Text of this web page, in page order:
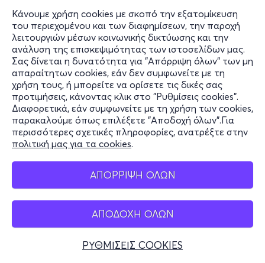
Κάνουμε χρήση cookies με σκοπό την εξατομίκευση
του περιεχομένου και των διαφημίσεων, την παροχή
λειτουργιών μέσων κοινωνικής δικτύωσης και την
ανάλυση της επισκεψιμότητας των ιστοσελίδων μας.
Σας δίνεται η δυνατότητα για "Απόρριψη όλων" των μη
απαραίτητων cookies, εάν δεν συμφωνείτε με τη
χρήση τους, ή μπορείτε να ορίσετε τις δικές σας
προτιμήσεις, κάνοντας κλικ στο "Ρυθμίσεις cookies".
Διαφορετικά, εάν συμφωνείτε με τη χρήση των cookies,
παρακαλούμε όπως επιλέξετε "Αποδοχή όλων".Για
περισσότερες σχετικές πληροφορίες, ανατρέξτε στην
πολιτική μας για τα cookies.
ΑΠΟΡΡΙΨΗ ΟΛΩΝ
ΑΠΟΔΟΧΗ ΟΛΩΝ
ΡΥΘΜΙΣΕΙΣ COOKIES